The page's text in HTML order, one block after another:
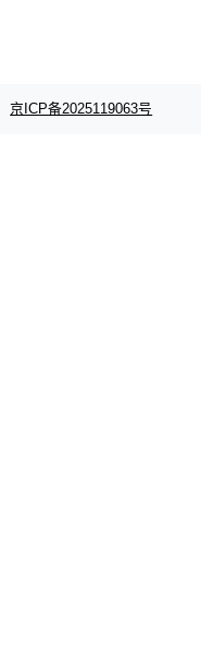
京ICP备2025119063号